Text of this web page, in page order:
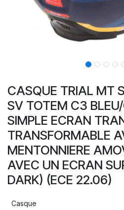
CASQUE TRIAL MT
SV TOTEM C3
SIMPLE ECRAN
TRANSFORMABLE
MENTONNIERE
AVEC UN ECRAN
DARK) (ECE 22.06)
Casque